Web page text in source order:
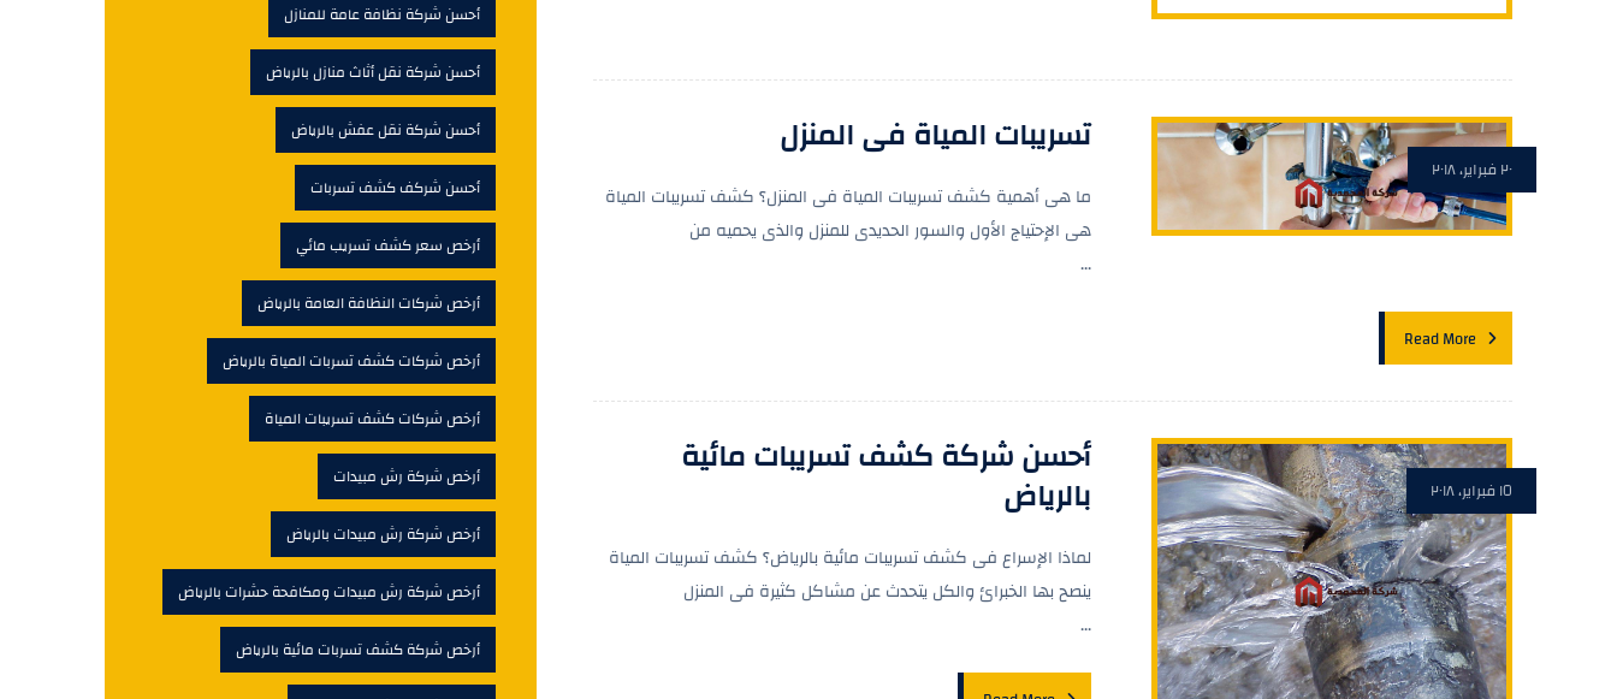
تسريبات المياة فى المنزل
٢٠ فبراير، ٢٠١٨
ما هى أهمية كشف تسريبات المياة فى المنزل؟ كشف تسريبات المياة
هى الإحتياج الأول والسور الحديدى للمنزل والذى يحميه من
...
Read More
أحسن شركة كشف تسريبات مائية
بالرياض ١٥ فبراير، ٢٠١٨
لماذا الإسراع فى كشف تسريبات مائية بالرياض؟ كشف تسريبات المياة
ينصح بها الخبرائ والكل يتحدث عن مشاكل كثيرة فى المنزل
...
أحسن شركة نظافة عامة للمنازل
أحسن شركة نقل أثاث منازل بالرياض
أحسن شركة نقل عفش بالرياض
أحسن شركف كشف تسربات
أرخص سعر كشف تسريب مائي
أرخص شركات النظافة العامة بالرياض
أرخص شركات كشف تسربات المياة بالرياض
أرخص شركات كشف تسريبات المياة
أرخص شركة رش مبيدات
أرخص شركة رش مبيدات بالرياض
أرخص شركة رش مبيدات ومكافحة حشرات بالرياض
أرخص شركة كشف تسربات مائية بالرياض